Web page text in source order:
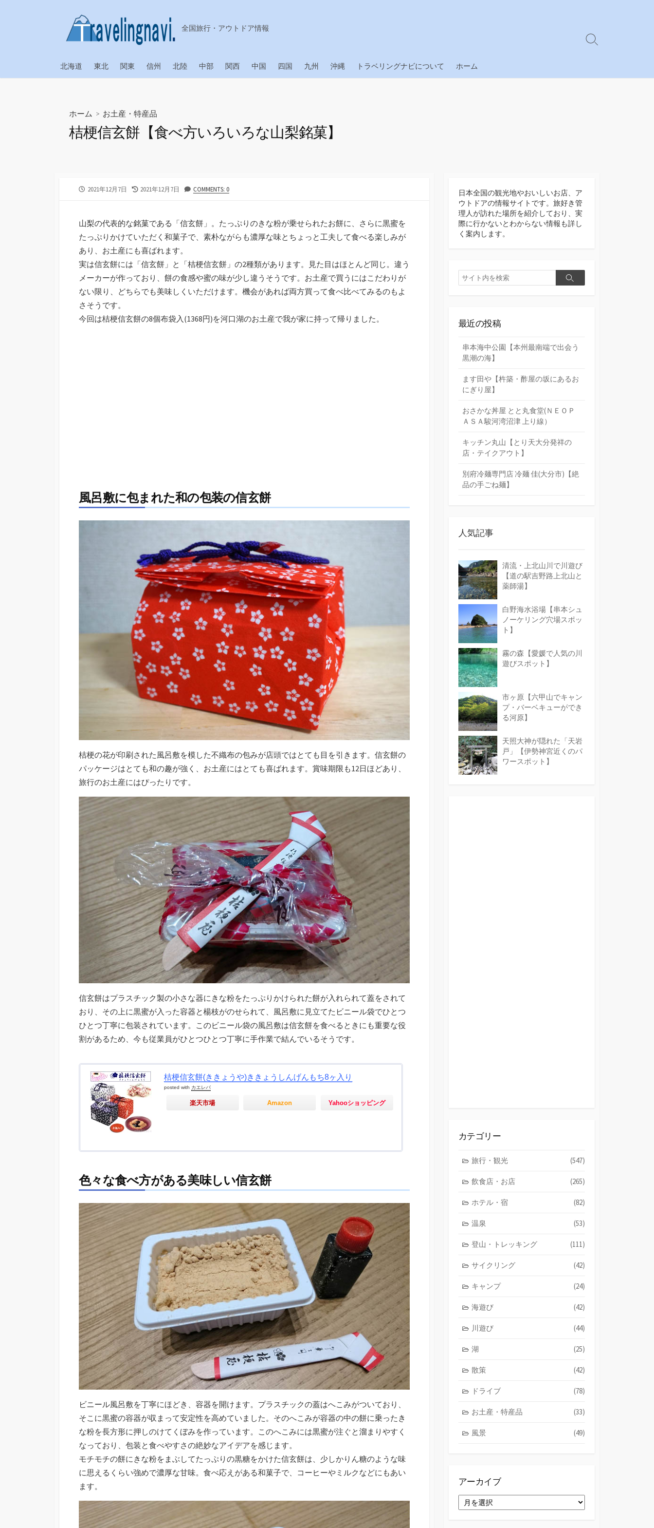
ス
全国旅行・アウトドア情報
北海道 東北 関東 信州 北陸 中部 関西 中国 四国 九州 沖縄 トラベリングナビについて ホーム
検
ホーム > お土産・特産品
桔梗信玄餅【食べ方いろいろな山梨銘菓】
公
2021年12月7日
最
新
日
2021年12月7日 COMMENTS: 0
山梨の代表的な銘菓である「信玄餅」。たっぷりのきな粉が乗せられたお餅に、さらに黒蜜を
たっぷりかけていただく和菓子で、素朴ながらも濃厚な味とちょっと工夫して食べる楽しみが
あり、お土産にも喜ばれます。
実は信玄餅には「信玄餅」と「桔梗信玄餅」の2種類があります。見た目はほとんど同じ。違う
メーカーが作っており、餅の食感や蜜の味が少し違うそうです。お土産で買うにはこだわりが
ない限り、どちらでも美味しくいただけます。機会があれば両方買って食べ比べてみるのもよ
さそうです。
今回は桔梗信玄餅の8個布袋入(1368円)を河口湖のお土産で我が家に持って帰りました。
風呂敷に包まれた和の包装の信玄餅
桔梗の花が印刷された風呂敷を模した不織布の包みが店頭ではとても目を引きます。信玄餅の
パッケージはとても和の趣が強く、お土産にはとても喜ばれます。賞味期限も12日ほどあり、
旅行のお土産にはぴったりです。
信玄餅はプラスチック製の小さな器にきな粉をたっぷりかけられた餅が入れられて蓋をされて
おり、その上に黒蜜が入った容器と楊枝がのせられて、風呂敷に見立てたビニール袋でひとつ
ひとつ丁寧に包装されています。このビニール袋の風呂敷は信玄餅を食べるときにも重要な役
割があるため、今も従業員がひとつひとつ丁寧に手作業で結んでいるそうです。
桔梗信玄餅(ききょうや)ききょうしんげんもち8ヶ入り
posted with カエレバ
楽天市場 Amazon Yahooショッピング
色々な食べ方がある美味しい信玄餅
ビニール風呂敷を丁寧にほどき、容器を開けます。プラスチックの蓋はへこみがついており、
そこに黒蜜の容器が収まって安定性を高めていました。そのへこみが容器の中の餅に乗ったき
な粉を長方形に押しのけてくぼみを作っています。このへこみには黒蜜が注ぐと溜まりやすく
なっており、包装と食べやすさの絶妙なアイデアを感じます。
モチモチの餅にきな粉をまぶしてたっぷりの黒糖をかけた信玄餅は、少しかりん糖のような味
に思えるくらい強めで濃厚な甘味。食べ応えがある和菓子で、コーヒーやミルクなどにもあい
ます。
日本全国の観光地やおいしいお店、ア
ウトドアの情報サイトです。旅好き管
理人が訪れた場所を紹介しており、実
際に行かないとわからない情報も詳し
く案内します。
検
索
検
最近の投稿
串本海中公園【本州最南端で出会う
黒潮の海】
ます田や【杵築・酢屋の坂にあるお
にぎり屋】
おさかな丼屋 とと丸食堂(ＮＥＯＰ
ＡＳＡ駿河湾沼津 上り線）
キッチン丸山【とり天大分発祥の
店・テイクアウト】
別府冷麺専門店 冷麺 佳(大分市)【絶
品の手ごね麺】
人気記事
清流・上北山川で川遊び
【道の駅吉野路上北山と
薬師湯】
白野海水浴場【串本シュ
ノーケリング穴場スポッ
ト】
霧の森【愛媛で人気の川
遊びスポット】
市ヶ原【六甲山でキャン
プ・バーベキューができ
る河原】
天照大神が隠れた「天岩
戸」【伊勢神宮近くのパ
ワースポット】
カテゴリー
旅行・観光 (547)
飲食店・お店 (265)
ホテル・宿 (82)
温泉 (53)
登山・トレッキング (111)
サイクリング (42)
キャンプ (24)
海遊び (42)
川遊び (44)
湖 (25)
散策 (42)
ドライブ (78)
お土産・特産品 (33)
風景 (49)
アーカイブ
ー